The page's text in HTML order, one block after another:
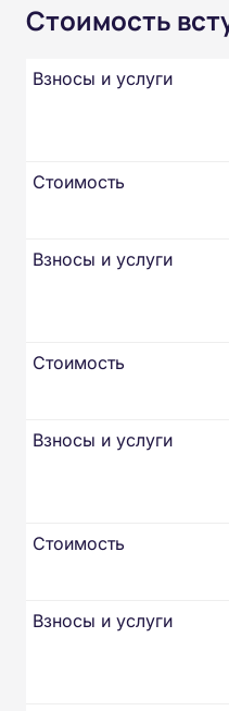
Стоимость
Взносы и услуги
Стоимость
Взносы и услуги
Стоимость
Взносы и услуги
Стоимость
Взносы и услуги